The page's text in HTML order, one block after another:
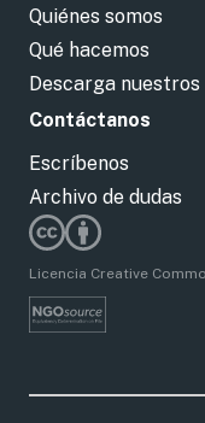
Quiénes somos
Qué hacemos
Descarga nuestros
Contáctanos
Escríbenos
Archivo de dudas
Licencia Creative